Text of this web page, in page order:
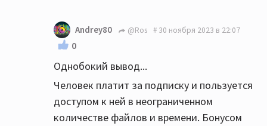
Andrey80 @Ros 30 ноября 2023 в 22:07
0
Однобокий вывод...
Человек платит за подписку и пользуется
доступом к ней в неограниченном
количестве файлов и времени. Бонусом